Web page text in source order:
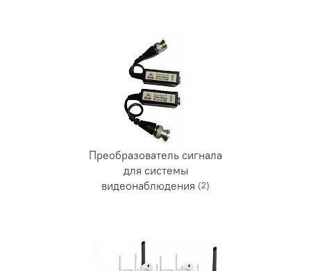
Преобразователь сигнала
для системы
видеонаблюдения (2)